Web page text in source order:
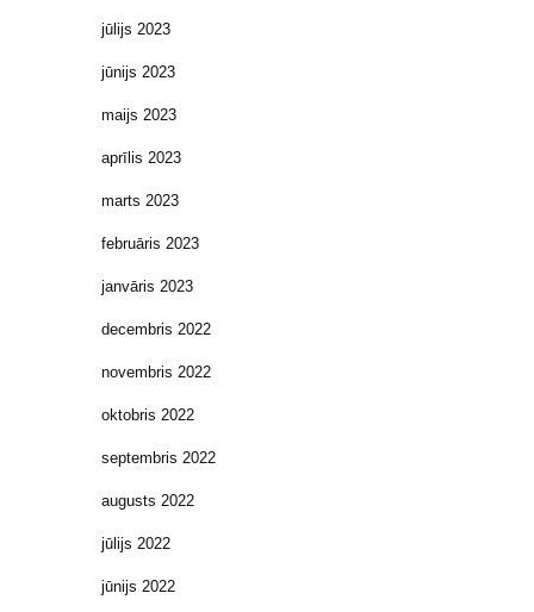
jūlijs 2023
jūnijs 2023
maijs 2023
aprīlis 2023
marts 2023
februāris 2023
janvāris 2023
decembris 2022
novembris 2022
oktobris 2022
septembris 2022
augusts 2022
jūlijs 2022
jūnijs 2022